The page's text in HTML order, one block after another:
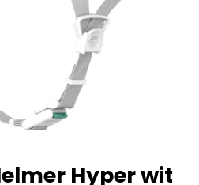
Hyper wit